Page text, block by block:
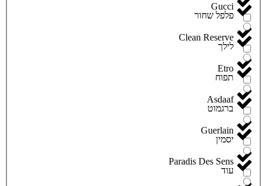
Gucci
Clean Reserve
Etro
Asdaaf
Guerlain
Paradis Des Sens
פלפל שחור
לילך
תפוח
ברגמוט
יסמין
עוד